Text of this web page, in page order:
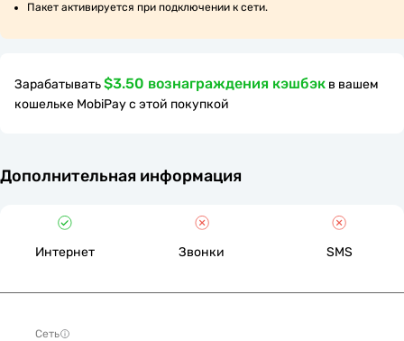
Пакет активируется при подключении к сети.
Зарабатывать$3.50 вознаграждения кэшбэк в вашем
кошельке MobiPay с этой покупкой
Дополнительная информация
Интернет Звонки SMS
Сеть